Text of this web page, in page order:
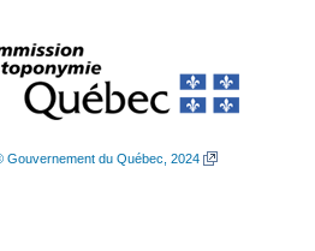
Gouvernement du Québec, 2024